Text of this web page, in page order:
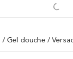
Gel douche